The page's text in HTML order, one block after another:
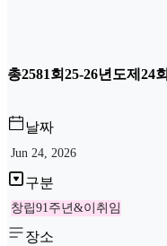
총2581회25-26년도제24회
날짜
Jun 24, 2026
구분
창립91주년&이취임
장소